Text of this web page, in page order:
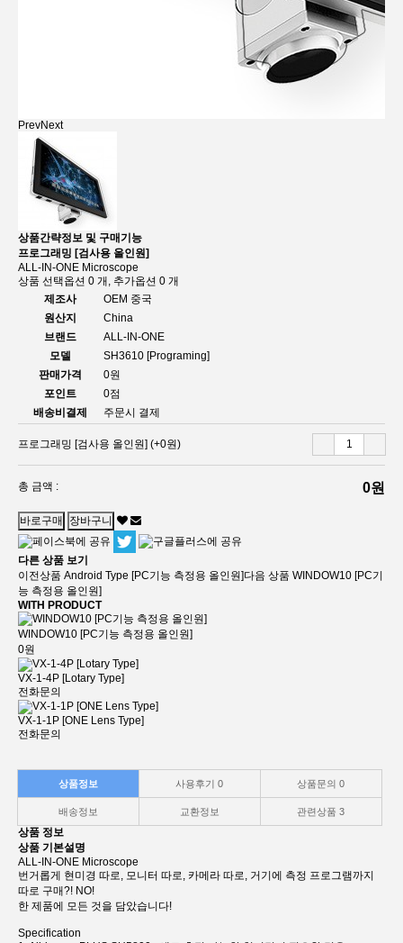
PrevNext
상품간략정보 및 구매기능
프로그래밍 [검사용 올인원]
ALL-IN-ONE Microscope
상품 선택옵션 0 개, 추가옵션 0 개
제조사
OEM 중국
원산지
China
브랜드
ALL-IN-ONE
모델
SH3610 [Programing]
판매가격
0원
포인트
0점
배송비결제
주문시 결제
프로그래밍 [검사용 올인원] (+0원)
총 금액 : 0원
다른 상품 보기
이전상품 Android Type [PC기능 측정용 올인원]다음 상품 WINDOW10 [PC기
능 측정용 올인원]
WITH PRODUCT
WINDOW10 [PC기능 측정용 올인원]
0원
VX-1-4P [Lotary Type]
전화문의
VX-1-1P [ONE Lens Type]
전화문의
상품정보 사용후기0 상품문의0
배송정보 교환정보 관련상품3
상품 정보
상품 기본설명
ALL-IN-ONE Microscope
번거롭게 현미경 따로, 모니터 따로, 카메라 따로, 거기에 측정 프로그램까지
따로 구매?! NO!
한 제품에 모든 것을 담았습니다!
Specification